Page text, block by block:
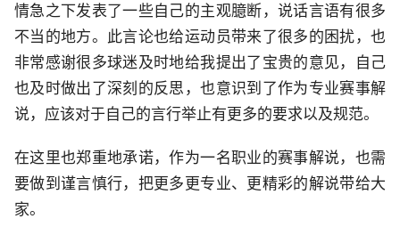
情急之下发表了一些自己的主观臆断，说话言语有很多
不当的地方。此言论也给运动员带来了很多的困扰，也
非常感谢很多球迷及时地给我提出了宝贵的意见，自己
也及时做出了深刻的反思，也意识到了作为专业赛事解
说，应该对于自己的言行举止有更多的要求以及规范。
在这里也郑重地承诺，作为一名职业的赛事解说，也需
要做到谨言慎行，把更多更专业、更精彩的解说带给大
家。